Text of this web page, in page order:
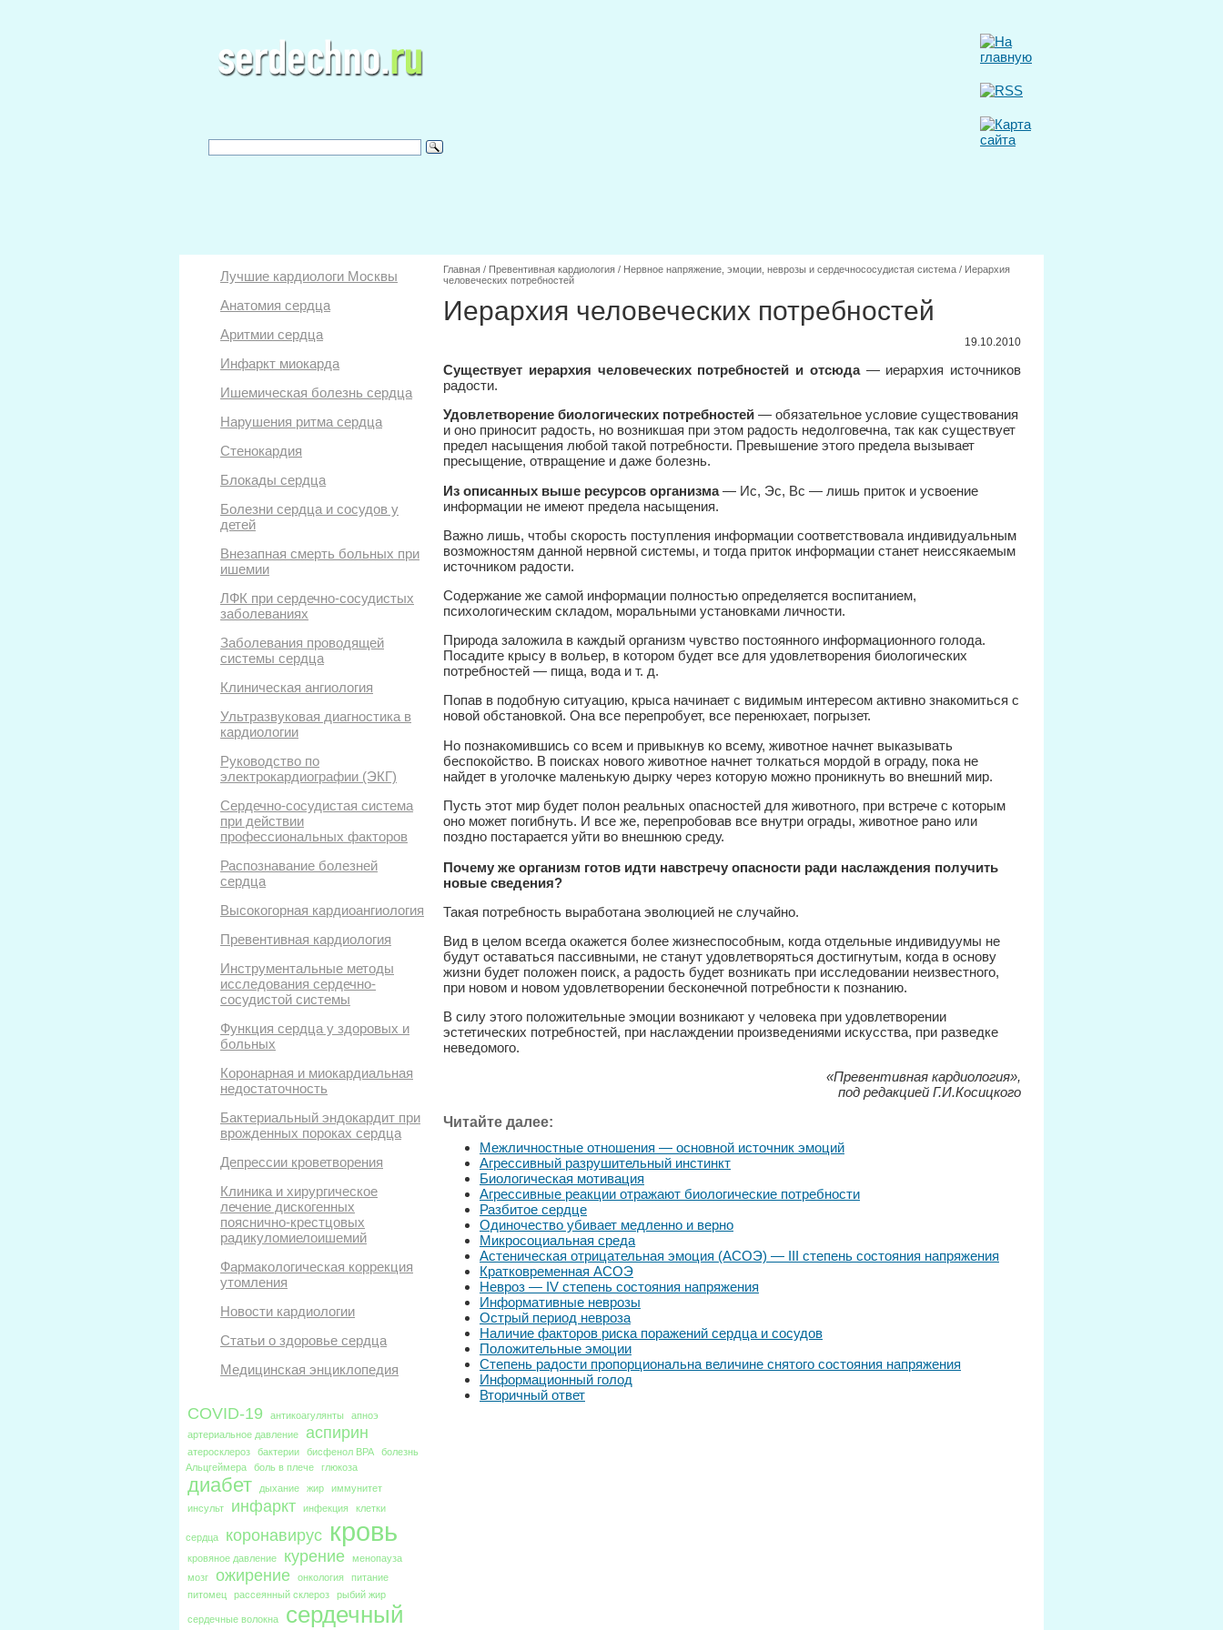
Лучшие кардиологи Москвы
Анатомия сердца
Аритмии сердца
Инфаркт миокарда
Ишемическая болезнь сердца
Нарушения ритма сердца
Стенокардия
Блокады сердца
Болезни сердца и сосудов у
детей
Внезапная смерть больных при
ишемии
ЛФК при сердечно-сосудистых
заболеваниях
Заболевания проводящей
системы сердца
Клиническая ангиология
Ультразвуковая диагностика в
кардиологии
Руководство по
электрокардиографии (ЭКГ)
Сердечно-сосудистая система
при действии
профессиональных факторов
Распознавание болезней
сердца
Высокогорная кардиоангиология
Превентивная кардиология
Инструментальные методы
исследования сердечно-
сосудистой системы
Функция сердца у здоровых и
больных
Коронарная и миокардиальная
недостаточность
Бактериальный эндокардит при
врожденных пороках сердца
Депрессии кроветворения
Клиника и хирургическое
лечение дискогенных
пояснично-крестцовых
радикуломиелоишемий
Фармакологическая коррекция
утомления
Новости кардиологии
Статьи о здоровье сердца
Медицинская энциклопедия
COVID-19 антикоагулянты
апноэ
артериальное давление
аспирин
атеросклероз бактерии бисфенол BPA
болезнь
Альцгеймера
боль в плече глюкоза
диабет дыхание жир
иммунитет
инсульт
инфаркт инфекция клетки
сердца коронавирус кровь
кровяное давление курение
менопауза
мозг
ожирение онкология
питание
питомец
рассеянный склероз рыбий жир
сердечные волокна
сердечный
Главная / Превентивная кардиология / Нервное напряжение, эмоции, неврозы и сердечнососудистая система / Иерархия
человеческих потребностей
Иерархия человеческих потребностей
19.10.2010
Существует иерархия человеческих потребностей и отсюда— иерархия источников
радости.
Удовлетворение биологических потребностей — обязательное условие существования
и оно приносит радость, но возникшая при этом радость недолговечна, так как существует
предел насыщения любой такой потребности. Превышение этого предела вызывает
пресыщение, отвращение и даже болезнь.
Из описанных выше ресурсов организма— Ис, Эс, Вс — лишь приток и усвоение
информации не имеют предела насыщения.
Важно лишь, чтобы скорость поступления информации соответствовала индивидуальным
возможностям данной нервной системы, и тогда приток информации станет неиссякаемым
источником радости.
Содержание же самой информации полностью определяется воспитанием,
психологическим складом, моральными установками личности.
Природа заложила в каждый организм чувство постоянного информационного голода.
Посадите крысу в вольер, в котором будет все для удовлетворения биологических
потребностей — пища, вода и т. д.
Попав в подобную ситуацию, крыса начинает с видимым интересом активно знакомиться с
новой обстановкой. Она все перепробует, все перенюхает, погрызет.
Но познакомившись со всем и привыкнув ко всему, животное начнет выказывать
беспокойство. В поисках нового животное начнет толкаться мордой в ограду, пока не
найдет в уголочке маленькую дырку через которую можно проникнуть во внешний мир.
Пусть этот мир будет полон реальных опасностей для животного, при встрече с которым
оно может погибнуть. И все же, перепробовав все внутри ограды, животное рано или
поздно постарается уйти во внешнюю среду.
Почему же организм готов идти навстречу опасности ради наслаждения получить
новые сведения?
Такая потребность выработана эволюцией не случайно.
Вид в целом всегда окажется более жизнеспособным, когда отдельные индивидуумы не
будут оставаться пассивными, не станут удовлетворяться достигнутым, когда в основу
жизни будет положен поиск, а радость будет возникать при исследовании неизвестного,
при новом и новом удовлетворении бесконечной потребности к познанию.
В силу этого положительные эмоции возникают у человека при удовлетворении
эстетических потребностей, при наслаждении произведениями искусства, при разведке
неведомого.
«Превентивная кардиология»,
под редакцией Г.И.Косицкого
Читайте далее:
Межличностные отношения — основной источник эмоций
Агрессивный разрушительный инстинкт
Биологическая мотивация
Агрессивные реакции отражают биологические потребности
Разбитое сердце
Одиночество убивает медленно и верно
Микросоциальная среда
Астеническая отрицательная эмоция (АСОЭ) — III степень состояния напряжения
Кратковременная АСОЭ
Невроз — IV степень состояния напряжения
Информативные неврозы
Острый период невроза
Наличие факторов риска поражений сердца и сосудов
Положительные эмоции
Степень радости пропорциональна величине снятого состояния напряжения
Информационный голод
Вторичный ответ